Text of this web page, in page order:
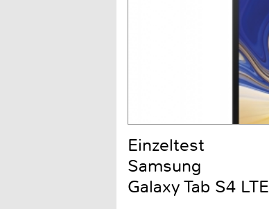
Einzeltest
Samsung
Galaxy Tab S4 LTE